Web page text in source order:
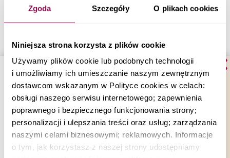
Zgoda Szczegóły O plikach cookies
Niniejsza strona korzysta z plików cookie
Używamy plików cookie lub podobnych technologii
i umożliwiamy ich umieszczanie naszym zewnętrznym
dostawcom wskazanym w Polityce cookies w celach:
obsługi naszego serwisu internetowego; zapewnienia
poprawnego i bezpiecznego funkcjonowania strony;
personalizacji i ulepszania treści oraz usług; zarządzania
naszymi celami biznesowymi; reklamowych. Informacje
o tym, jak korzystasz z naszej strony udostępniamy
Catering Dietetyczny Rybnik
Catering Dietetyczny Żory
Catering Dietetyczny Czechowice-Dziedzice
Catering Dietetyczny Myszków
Catering Dietetyczny Piekary Śląskie
Catering Dietetyczny Siemianowice Śląskie
Catering Dietetyczny Orzesze
Catering Dietetyczny Tarnowskie Góry
Catering Dietetyczny Ruda Śląska
Catering Dietetyczny Wodzisław Śląski
Catering Dietetyczny Świętochłowice
Catering Dietetyczny Rudnik
Catering Dietetyczny Janów
Dieta pudełkowa Gierałtowice
Catering Dietetyczny Stara Huta
Pokaż więcej